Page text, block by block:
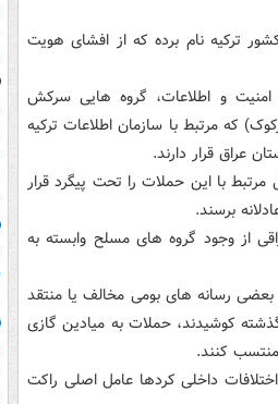
ترکیه نام برده که از افشای هویت
و اطلاعات، گروه هایی سرکش
کیلومتری جنوب کرکوک) که مرتبط با سازمان اطلاعات ترکیه
عراق قرار دارند.
با این حملات را تحت پیگرد قرار
برسند.
از وجود گروه های مسلح وابسته به
رسانه های بومی مخالف یا منتقد
کوشیدند، حملات به میادین گازی
کنند.
داخلی کردها عامل اصلی راکت